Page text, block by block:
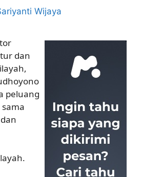
Wijaya
dan
peluang